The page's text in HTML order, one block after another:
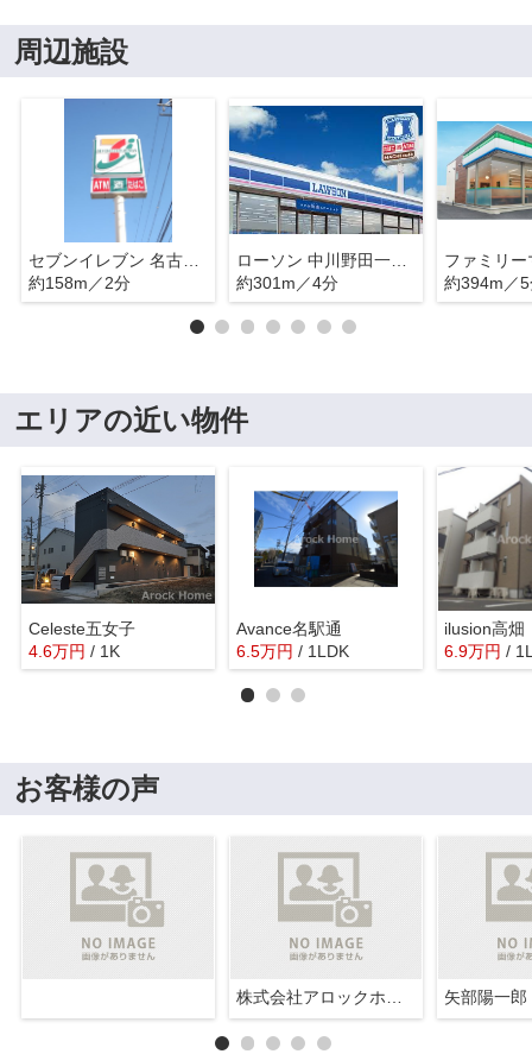
周辺施設
セブンイレブン 名古屋柳瀬町1丁目店
約158m／2分
ローソン 中川野田一丁目店
約301m／4分
約394m／
エリアの近い物件
Celeste五女子
4.6万円 / 1K
Avance名駅通
6.5万円 / 1LDK
ilusion高畑
6.9万円 /
お客様の声
株式会社アロックホーム 矢部陽一郎